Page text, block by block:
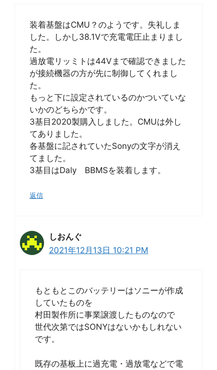
装着基盤はCMU？のようです。失礼しま
した。しかし38.1Vで充電電圧止まりまし
た。
過放電リッミトは44Vまで確認できました
が接続機器の方が先に制御してくれまし
た。
もっと下に設定されているのかついていな
いかのどちらかです。
3基目2020製購入しました。CMUは外し
てありました。
各基盤に記されていたSonyの文字が消え
てました。
3基目はDaly BBMSを装着します。
返信
しおんぐ
2021年12月13日 10:21 PM
もともとこのバッテリーはソニーが作成
していたものを
村田製作所に事業譲渡したものなので
世代次第ではSONYはないかもしれない
です。
既存の基板上に過充電・過放電などで電